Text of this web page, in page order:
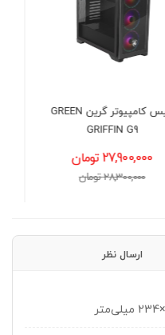
کیس کامپیوتر گرین Green
Z5 Surena
16,700,000 تومان
17,000,000 تومان
ارسال نظر